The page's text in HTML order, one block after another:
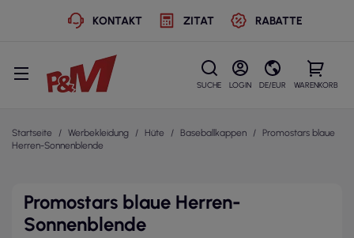
KONTAKT ZITAT RABATTE
SUCHE LOGIN DE/EUR WARENKORB
Startseite Werbekleidung Hüte Baseballkappen
Promostars blaue
Herren-Sonnenblende
Promostars blaue Herren-
Sonnenblende